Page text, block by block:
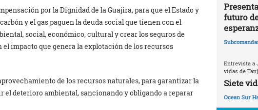
por la Dignidad de la Guajira, para que el Estado y
y el gas paguen la deuda social que tienen con el
social, económico, cultural y crear los seguros de
impacto que genera la explotación de los recursos
de los recursos naturales, para garantizar la
el deterioro ambiental, sancionando y obligando a reparar
futuro
Entrevista a
vidas de
Siete
Ocean Sur